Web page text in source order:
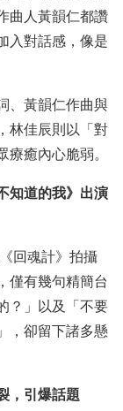
曲人黃韻仁都讚
入對話感，像是
、黃韻仁作曲與
林佳辰則以「對
癒內心脆弱。
知道的我》出演
回魂計》拍攝
僅有幾句精簡台
？」以及「不要
，卻留下諸多懸
，引爆話題